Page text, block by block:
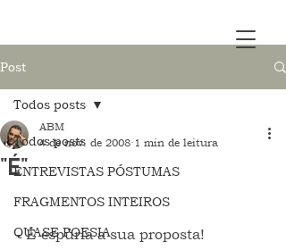
Post
Todos posts
ENTREVISTAS PÓSTUMAS
FRAGMENTOS INTEIROS
QUASE POESIA
Todos posts
"É"
ABM
4 de nov. de 2008 1 min de leitura
- É espúria a sua proposta!